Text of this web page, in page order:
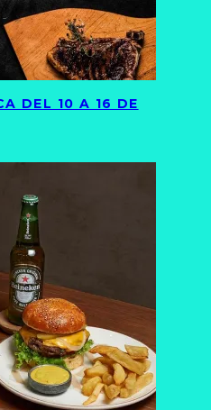
DEL 10 A 16 DE